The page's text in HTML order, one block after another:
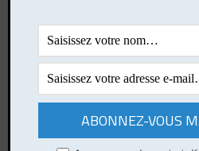
Similaire